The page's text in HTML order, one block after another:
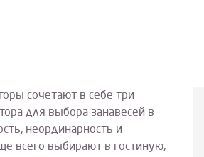
сочетают в себе три
для выбора занавесей в
неординарность и
всего выбирают в гостиную,